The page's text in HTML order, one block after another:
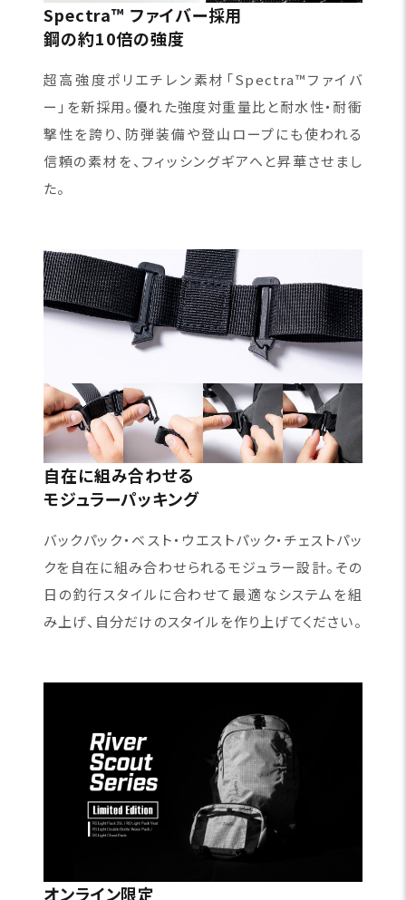
Spectra™ ファイバー採用
鋼の約10倍の強度
超高強度ポリエチレン素材「Spectra™ファイバ
ー」を新採用。優れた強度対重量比と耐水性・耐衝
撃性を誇り、防弾装備や登山ロープにも使われる
信頼の素材を、フィッシングギアへと昇華させまし
た。
自在に組み合わせる
モジュラーパッキング
バックパック・ベスト・ウエストパック・チェストパッ
クを自在に組み合わせられるモジュラー設計。その
日の釣行スタイルに合わせて最適なシステムを組
み上げ、自分だけのスタイルを作り上げてください。
オンライン限定